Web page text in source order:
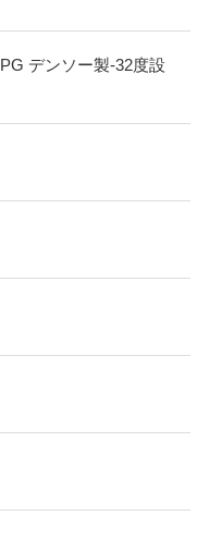
デンソー製-32度設